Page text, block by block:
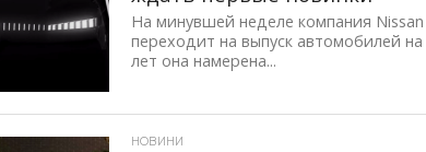
На минувшей неделе компания
переходит на выпуск автомобилей
лет она намерена...
НОВИНИ